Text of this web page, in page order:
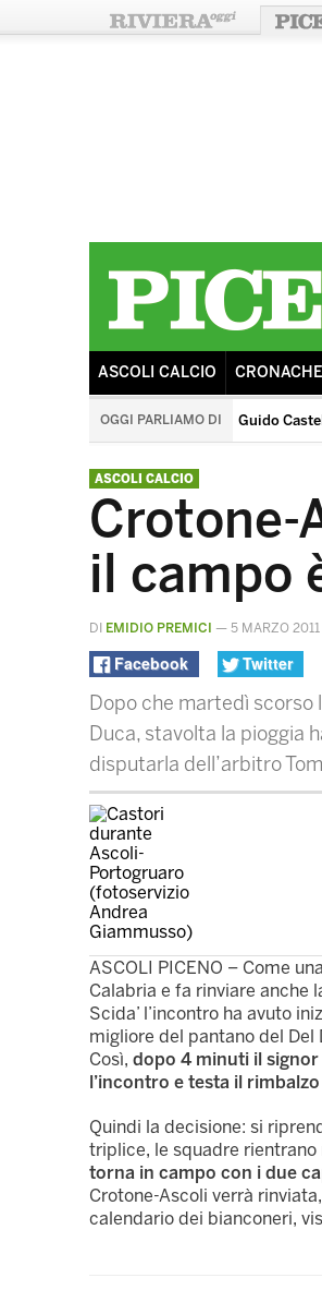
ASCOLI CALCIO CRONACHE
OGGI PARLIAMO DI Guido
quintana di ascoli piceno
ASCOLI CALCIO
Crotone-
il campo
DI EMIDIO PREMICI — 5 MARZO 2011
Facebook Twitter
Dopo che martedì scorso
Duca, stavolta la pioggia
disputarla dell’arbitro
ASCOLI PICENO – Come
Calabria e fa rinviare anche
Scida’ l’incontro ha avuto
migliore del pantano del Del
Così, dopo 4 minuti il signor
l’incontro e testa il
Quindi la decisione: si
triplice, le squadre
torna in campo con i due
Crotone-Ascoli verrà
calendario dei bianconeri,